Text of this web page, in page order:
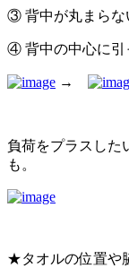
③ 背中が丸まらな
④ 背中の中心に引
→
負荷をプラスした
も。
★タオルの位置や